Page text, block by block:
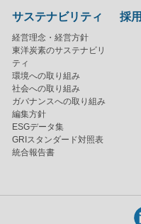
サステナビリティ
経営理念・経営方針
東洋炭素のサステナビリ
ティ
環境への取り組み
社会への取り組み
ガバナンスへの取り組み
編集方針
ESGデータ集
GRIスタンダード対照表
統合報告書
採